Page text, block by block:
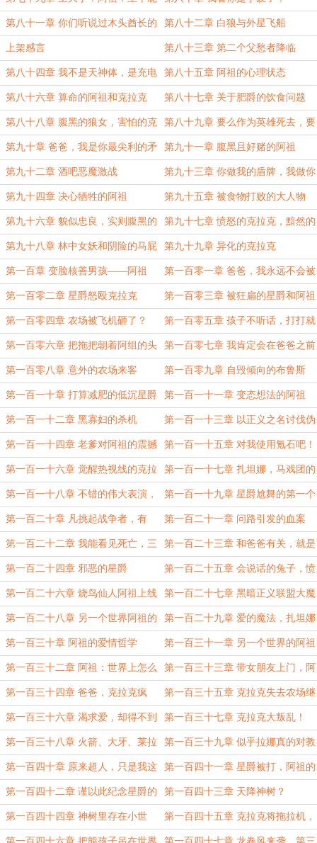
第八十一章 你们听说过木头酋长的
故事吗？
第八十二章 白狼与外星飞船
上架感言 第八十三章 第二个父愁者降临
第八十四章 我不是天神体，是充电
宝！
第八十五章 阿祖的心理状态
第八十六章 算命的阿祖和克拉克 第八十七章 关于肥爵的饮食问题
第八十八章 腹黑的狼女，害怕的克
拉克！
第八十九章 要么作为英雄死去，要
么活到变成恶人
第九十章 爸爸，我是你最尖利的矛 第九十一章 腹黑且好赌的阿祖
第九十二章 酒吧恶魔激战 第九十三章 你做我的盾牌，我做你
的长矛，我们一起战斗
第九十四章 决心牺牲的阿祖 第九十五章 被食物打败的大人物
第九十六章 貌似忠良，实则腹黑的
星爵
第九十七章 愤怒的克拉克，黯然的
父亲
第九十八章 林中女妖和阴险的马屁 第九十九章 异化的克拉克
第一百章 变脸核善男孩——阿祖 第一百零一章 爸爸，我永远不会被
外星人绑架吗？
第一百零二章 星爵怒殴克拉克 第一百零三章 被狂扁的星爵和阿祖
第一百零四章 农场被飞机砸了？ 第一百零五章 孩子不听话，打打就
好了！
第一百零六章 把拖把朝着阿组的头
上砸去
第一百零七章 我肯定会在爸爸之前
死去
第一百零八章 意外的农场来客 第一百零九章 自毁倾向的布鲁斯
第一百一十章 打算减肥的低沉星爵 第一百一十一章 变态想法的阿祖
第一百一十二章 黑寡妇的杀机 第一百一十三章 以正义之名讨伐伪
君子的阿祖
第一百一十四章 老爹对阿祖的震撼 第一百一十五章 对我使用氪石吧！
第一百一十六章 觉醒热视线的克拉
克，思想不对劲
第一百一十七章 扎坦娜，马戏团的
首席魔术师
第一百一十八章 不错的伟大表演，
就是有点废人
第一百一十九章 星爵尬舞的第一个
受害者
第一百二十章 凡挑起战争者，有
罪！
第一百二十一章 问路引发的血案
第一百二十二章 我能看见死亡，三
万五千个生命脱落
第一百二十三章 和爸爸有关，就是
正义的！
第一百二十四章 邪恶的星爵 第一百二十五章 会说话的兔子，愤
怒的阿祖！
第一百二十六章 烧鸟仙人阿祖上线 第一百二十七章 黑暗正义联盟大魔
法师，是个笨蛋？
第一百二十八章 另一个世界阿祖的
谎言
第一百二十九章 爱的魔法，扎坦娜
直入天神境
第一百三十章 阿祖的爱情哲学 第一百三十一章 另一个世界的阿祖
也有父亲？
第一百三十二章 阿祖：世界上怎么
会有这种变态？
第一百三十三章 带女朋友上门，阿
祖被挑衅
第一百三十四章 爸爸，克拉克疯
了！
第一百三十五章 克拉克失去农场继
承权
第一百三十六章 渴求爱，却得不到
回报的另一个阿祖
第一百三十七章 克拉克大叛乱！
第一百三十八章 火箭、大牙、莱拉
和板板
第一百三十九章 似乎拉娜真的对教
父比较感兴趣
第一百四十章 原来超人，只是我这
个堪萨斯农民的梦?
第一百四十一章 星爵被打，阿祖的
态度
第一百四十二章 谨以此纪念星爵的
英雄徽章
第一百四十三章 天降神树？
第一百四十四章 神树里存在小世
界？阿祖和星爵的秘密
第一百四十五章 克拉克将拖拉机，
当做了致命武器